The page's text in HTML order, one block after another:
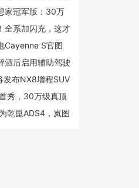
实力
家冠军版：30万
级的智能和安全
全系加闪充，这才
Cayenne S官图
元
酒后启用辅助驾驶
罪
发布NX8增程SUV
型市场
秀，30万级真顶
乾崑ADS4，岚图